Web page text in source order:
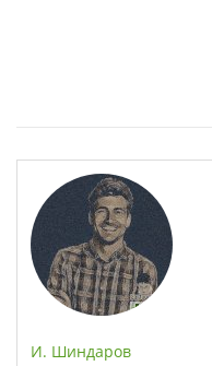
И. Шиндаров